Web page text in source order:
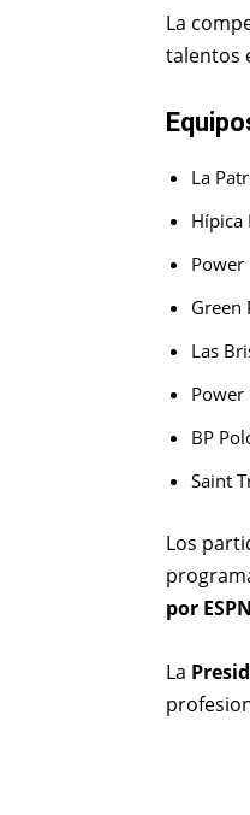
La
talentos
La
Hípica
Power
Green
Las
BP
Saint
Los
por ESPN
La